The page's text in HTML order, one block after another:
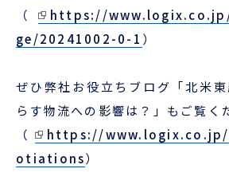
（
https://
ge/20241002-0-1 ）
ぜひ弊社お役立ちブログ「北米
らす物流への影響は？」もご覧く
（
https://
otiations）